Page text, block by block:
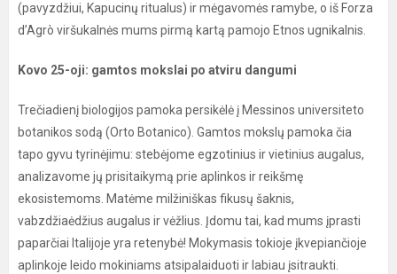
(pavyzdžiui, Kapucinų ritualus) ir mėgavomės ramybe, o iš Forza
d’Agrò viršukalnės mums pirmą kartą pamojo Etnos ugnikalnis.
Kovo 25-oji: gamtos mokslai po atviru dangumi
Trečiadienį biologijos pamoka persikėlė į Messinos universiteto
botanikos sodą (Orto Botanico). Gamtos mokslų pamoka čia
tapo gyvu tyrinėjimu: stebėjome egzotinius ir vietinius augalus,
analizavome jų prisitaikymą prie aplinkos ir reikšmę
ekosistemoms. Matėme milžiniškas fikusų šaknis,
vabzdžiaėdžius augalus ir vėžlius. Įdomu tai, kad mums įprasti
paparčiai Italijoje yra retenybė! Mokymasis tokioje įkvepiančioje
aplinkoje leido mokiniams atsipalaiduoti ir labiau įsitraukti.